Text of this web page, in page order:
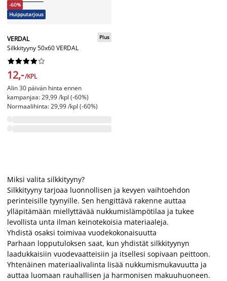
-60%
Huipputarjous
VERDAL
Silkkityyny 50x60 VERDAL
Plus






12,-/KPL
Alin 30 päivän hinta ennen
kampanjaa: 29,99 /kpl (-60%)
Normaalihinta: 29,99 /kpl (-60%)
Miksi valita silkkityyny?
Silkkityyny tarjoaa luonnollisen ja kevyen vaihtoehdon
perinteisille tyynyille. Sen hengittävä rakenne auttaa
ylläpitämään miellyttävää nukkumislämpötilaa ja tukee
levollista unta ilman keinotekoisia materiaaleja.
Yhdistä osaksi toimivaa vuodekokonaisuutta
Parhaan lopputuloksen saat, kun yhdistät silkkityynyn
laadukkaisiin vuodevaatteisiin ja itsellesi sopivaan peittoon.
Yhtenäinen materiaalivalinta lisää nukkumismukavuutta ja
auttaa luomaan rauhallisen ja harmonisen makuuhuoneen.